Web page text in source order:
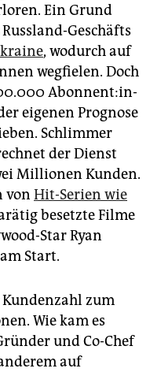
Ein Grund
Geschäfts
, wodurch auf
wegfielen. Doch
Abon­nen­t:in­
eigenen Prognose
Schlimmer
der Dienst
Millionen Kunden.
von Hit-Serien wie
besetzte Filme
Star Ryan
Start.
zum
Wie kam es
und Co-Chef
auf